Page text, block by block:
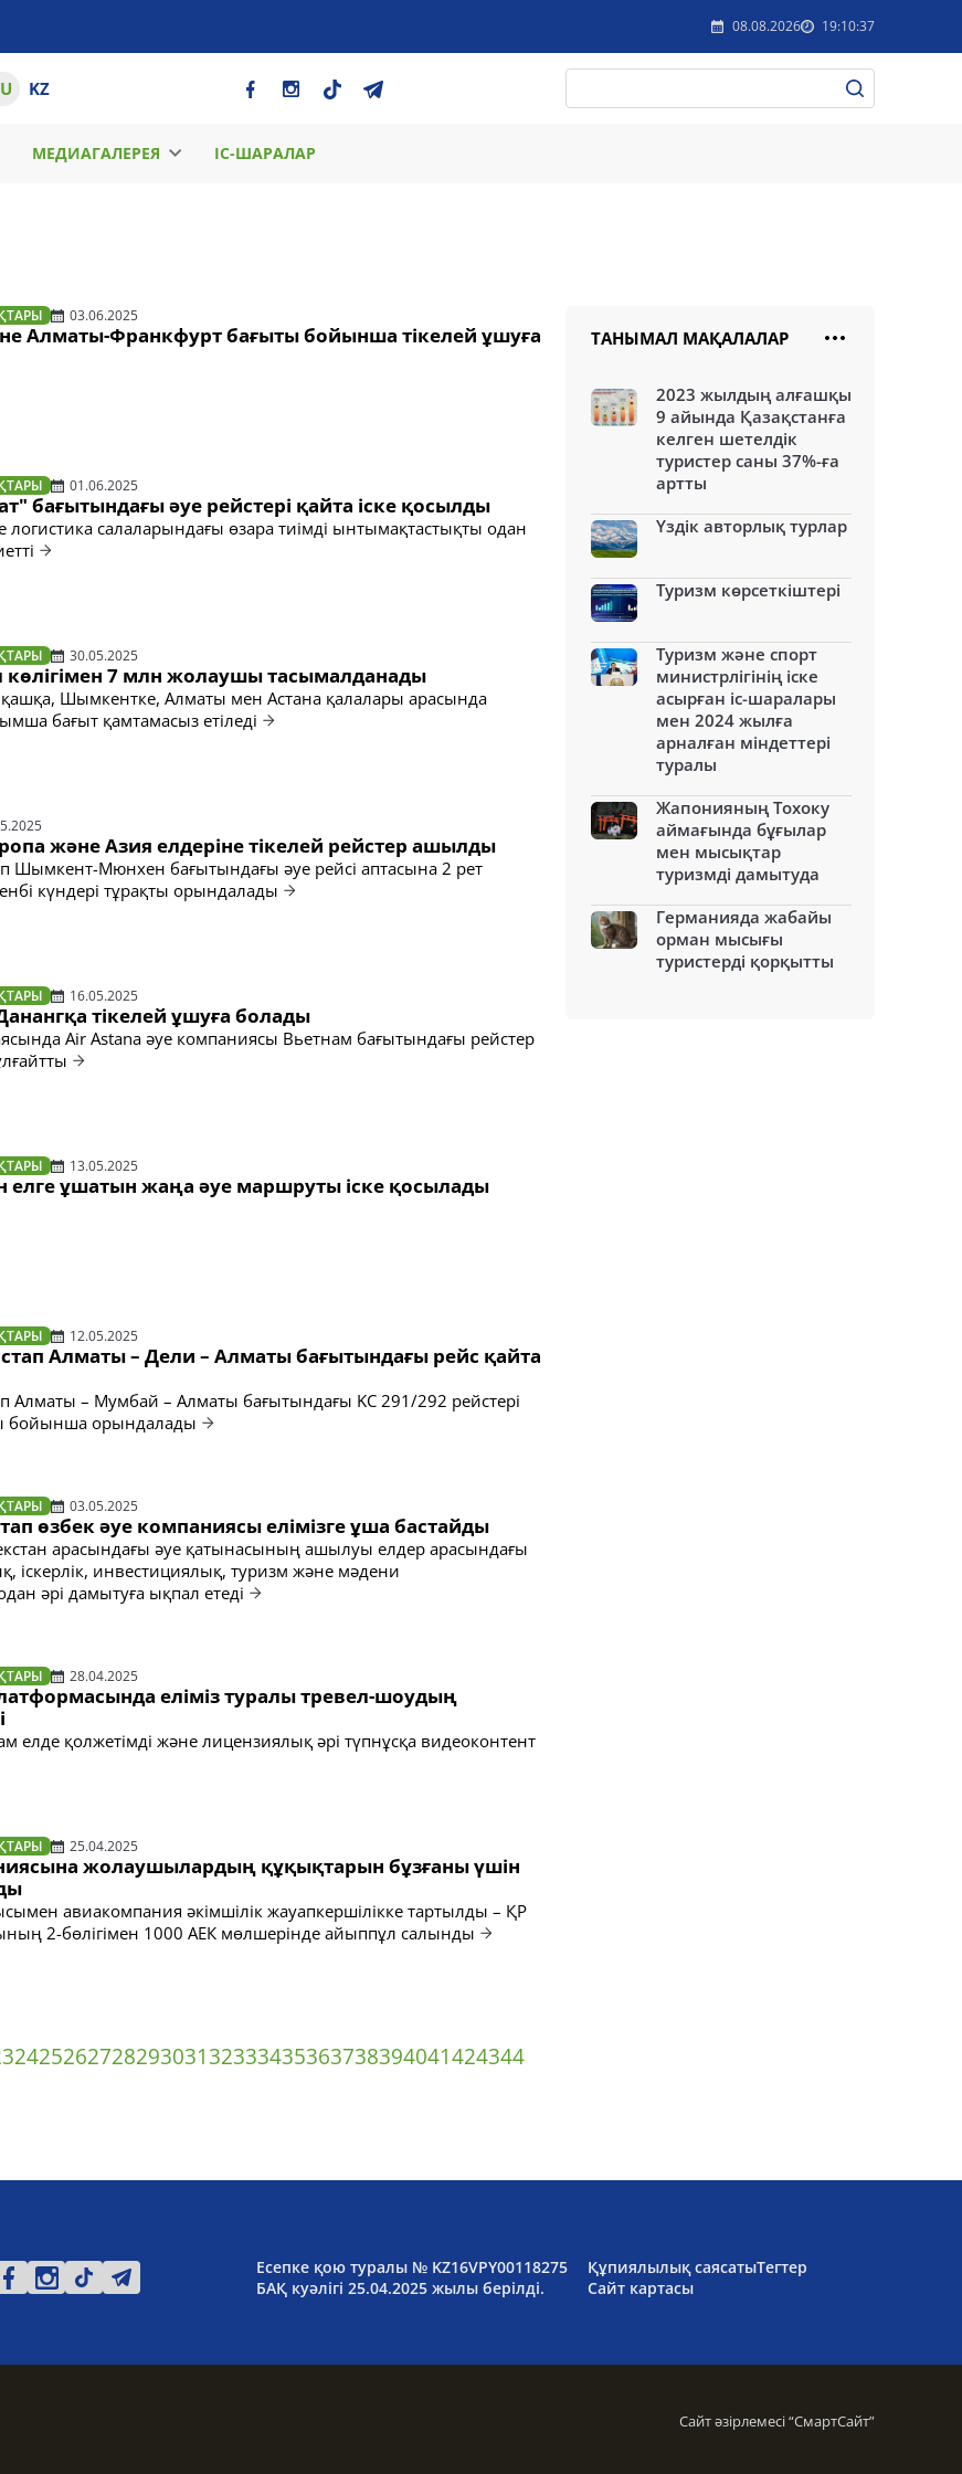
08.08.2026 19:10:37
KZ
МЕДИАГАЛЕРЕЯ ІС-ШАРАЛАР
03.06.2025
Алматы-Франкфурт бағыты бойынша тікелей ұшуға
01.06.2025
бағытындағы әуе рейстері қайта іске қосылды
логистика салаларындағы өзара тиімді ынтымақтастықты одан
30.05.2025
көлігімен 7 млн жолаушы тасымалданады
Шымкентке, Алматы мен Астана қалалары арасында
бағыт қамтамасыз етіледі
және Азия елдеріне тікелей рейстер ашылды
Шымкент-Мюнхен бағытындағы әуе рейсі аптасына 2 рет
күндері тұрақты орындалады
16.05.2025
тікелей ұшуға болады
Air Astana әуе компаниясы Вьетнам бағытындағы рейстер
13.05.2025
елге ұшатын жаңа әуе маршруты іске қосылады
12.05.2025
Алматы – Дели – Алматы бағытындағы рейс қайта
Алматы – Мумбай – Алматы бағытындағы KC 291/292 рейстері
бойынша орындалады
03.05.2025
өзбек әуе компаниясы елімізге ұша бастайды
арасындағы әуе қатынасының ашылуы елдер арасындағы
іскерлік, инвестициялық, туризм және мәдени
әрі дамытуға ықпал етеді
28.04.2025
еліміз туралы тревел-шоудың
елде қолжетімді және лицензиялық әрі түпнұсқа видеоконтент
25.04.2025
жолаушылардың құқықтарын бұзғаны үшін
авиакомпания әкімшілік жауапкершілікке тартылды – ҚР
2-бөлігімен 1000 АЕК мөлшерінде айыппұл салынды
242526272829303132333435363738394041424344
ТАНЫМАЛ МАҚАЛАЛАР
2023 жылдың алғашқы
9 айында Қазақстанға
келген шетелдік
туристер саны 37%-ға
артты
Үздік авторлық турлар
Туризм көрсеткіштері
Туризм және спорт
министрлігінің іске
асырған іс-шаралары
мен 2024 жылға
арналған міндеттері
туралы
Жапонияның Тохоку
аймағында бұғылар
мен мысықтар
туризмді дамытуда
Германияда жабайы
орман мысығы
туристерді қорқытты
Есепке қою туралы № KZ16VPY00118275
БАҚ куәлігі 25.04.2025 жылы берілді.
Құпиялылық саясатыТегтер
Сайт картасы
Сайт әзірлемесі “СмартСайт”